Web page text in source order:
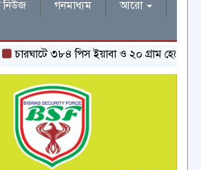
নিউজ গনমাধ্যম
আরো
৩৮৪ পিস ইয়াবা ও ২০ গ্রাম হেরোইনসহ একজন